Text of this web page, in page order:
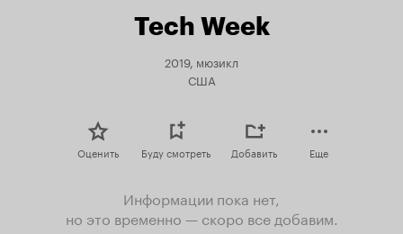
Tech Week
2019, мюзикл
США
Оценить Буду смотреть Добавить Еще
Информации пока нет,
но это временно — скоро все добавим.